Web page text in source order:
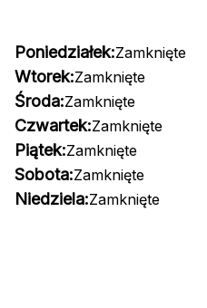
Poniedziałek:Zamknięte
Wtorek:Zamknięte
Środa:Zamknięte
Czwartek:Zamknięte
Piątek:Zamknięte
Sobota:Zamknięte
Niedziela:Zamknięte